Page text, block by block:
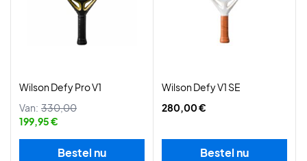
Wilson Defy Pro V1
Van: 330,00
199,95 €
Bestel nu
Wilson Defy V1 SE
280,00 €
Bestel nu